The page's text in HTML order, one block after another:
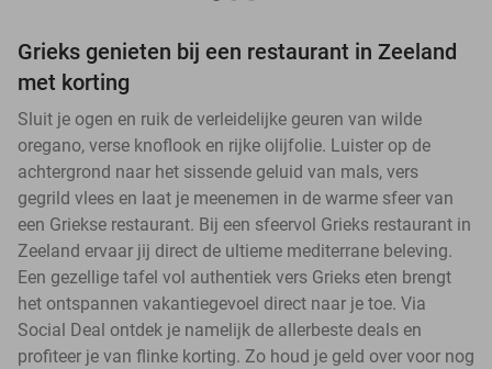
Grieks genieten bij een restaurant in Zeeland
met korting
Sluit je ogen en ruik de verleidelijke geuren van wilde
oregano, verse knoflook en rijke olijfolie. Luister op de
achtergrond naar het sissende geluid van mals, vers
gegrild vlees en laat je meenemen in de warme sfeer van
een Griekse restaurant. Bij een sfeervol Grieks restaurant in
Zeeland ervaar jij direct de ultieme mediterrane beleving.
Een gezellige tafel vol authentiek vers Grieks eten brengt
het ontspannen vakantiegevoel direct naar je toe. Via
Social Deal ontdek je namelijk de allerbeste deals en
profiteer je van flinke korting. Zo houd je geld over voor nog